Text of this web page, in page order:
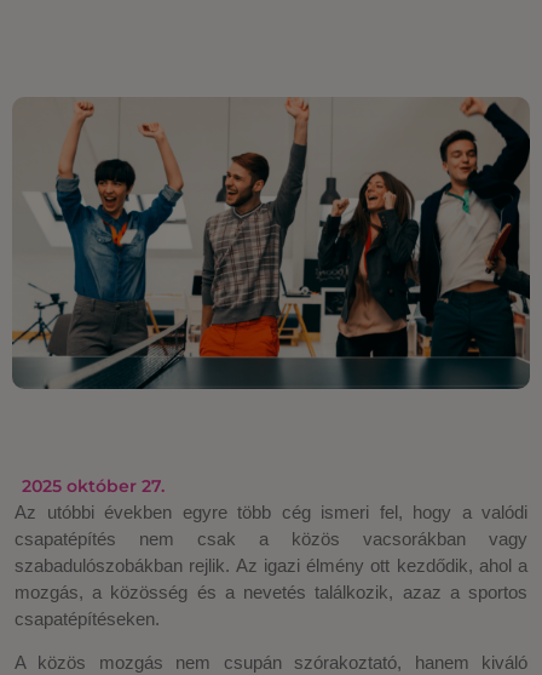
2025 október 27.
Az utóbbi években egyre több cég ismeri fel, hogy a valódi
csapatépítés nem csak a közös vacsorákban vagy
szabadulószobákban rejlik. Az igazi élmény ott kezdődik, ahol a
mozgás, a közösség és a nevetés találkozik, azaz a sportos
csapatépítéseken.
A közös mozgás nem csupán szórakoztató, hanem kiváló